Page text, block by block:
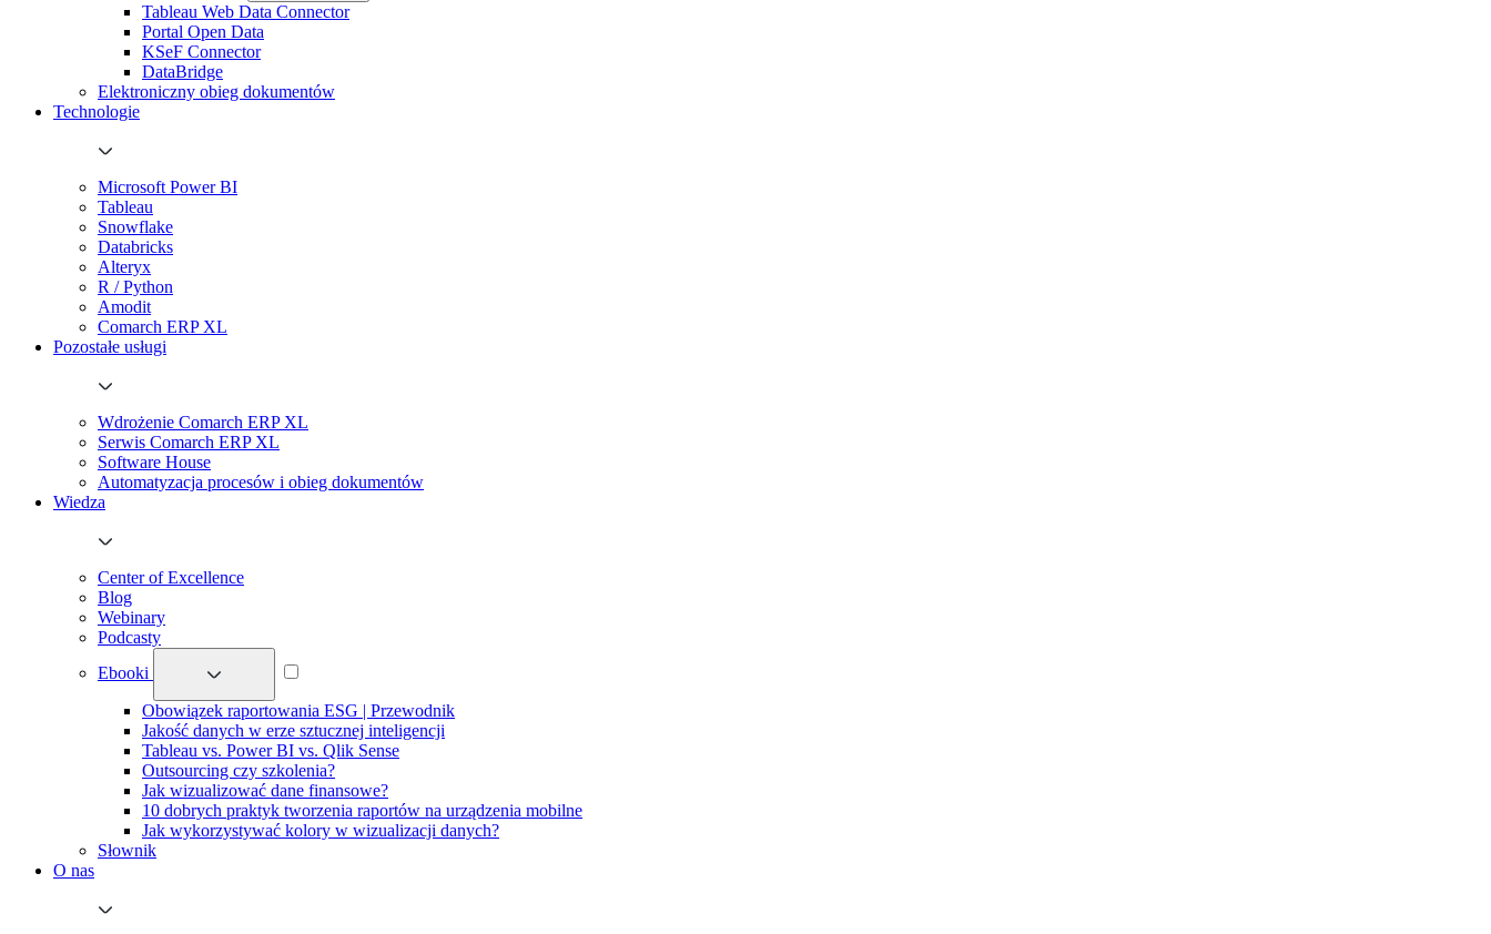
Tableau Web Data Connector
Portal Open Data
KSeF Connector
DataBridge
Elektroniczny obieg dokumentów
Technologie
Microsoft Power BI
Tableau
Snowflake
Databricks
Alteryx
R / Python
Amodit
Comarch ERP XL
Pozostałe usługi
Wdrożenie Comarch ERP XL
Serwis Comarch ERP XL
Software House
Automatyzacja procesów i obieg dokumentów
Wiedza
Center of Excellence
Blog
Webinary
Podcasty
Ebooki
Obowiązek raportowania ESG | Przewodnik
Jakość danych w erze sztucznej inteligencji
Tableau vs. Power BI vs. Qlik Sense
Outsourcing czy szkolenia?
Jak wizualizować dane finansowe?
10 dobrych praktyk tworzenia raportów na urządzenia mobilne
Jak wykorzystywać kolory w wizualizacji danych?
Słownik
O nas